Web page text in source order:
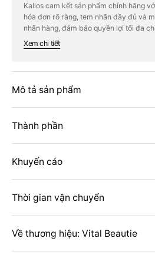
Vital
Beautie
Meta
Slim
Vital
Beautie
Meta
Kallos cam kết sản phẩm chính hãng
hóa đơn rõ ràng, tem nhãn đầy đủ và
nhãn hàng, đảm bảo quyền lợi tối đa
Xem chi tiết
Mô tả sản phẩm
Thành phần
Khuyến cáo
Thời gian vận chuyển
Về thương hiệu: Vital Beautie